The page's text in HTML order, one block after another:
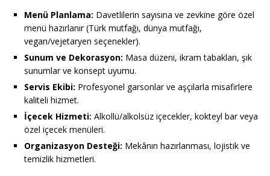
Menü Planlama: Davetlilerin sayısına ve zevkine göre özel
menü hazırlanır (Türk mutfağı, dünya mutfağı,
vegan/vejetaryen seçenekler).
Sunum ve Dekorasyon: Masa düzeni, ikram tabakları, şık
sunumlar ve konsept uyumu.
Servis Ekibi: Profesyonel garsonlar ve aşçılarla misafirlere
kaliteli hizmet.
İçecek Hizmeti: Alkollü/alkolsüz içecekler, kokteyl bar veya
özel içecek menüleri.
Organizasyon Desteği: Mekânın hazırlanması, lojistik ve
temizlik hizmetleri.